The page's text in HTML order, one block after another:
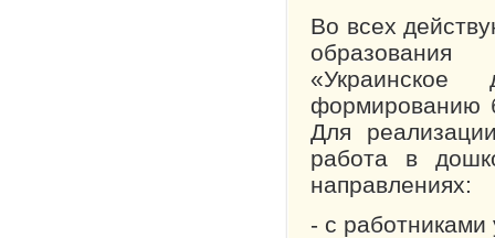
Во всех
образования
формированию
Для
работа в
направлениях:
- с